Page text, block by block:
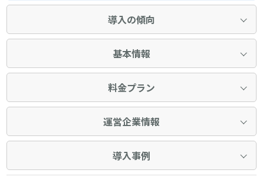
導入の傾向
基本情報
料金プラン
運営企業情報
導入事例